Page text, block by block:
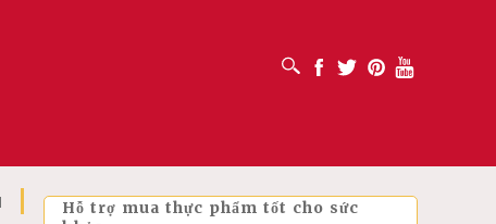
MỞ HỘP TÌM KIẾM Facebook
Twitter PinterestYoutube
Hỗ trợ mua thực phẩm tốt cho sức